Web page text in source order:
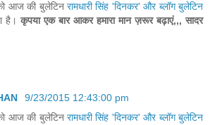
आज की बुलेटिन रामधारी सिंह 'दिनकर' और ब्लॉग बुलेटिन
है। कृपया एक बार आकर हमारा मान ज़रूर बढ़ाएं,,, सादर
9/23/2015 12:43:00 pm
आज की बुलेटिन रामधारी सिंह 'दिनकर' और ब्लॉग बुलेटिन